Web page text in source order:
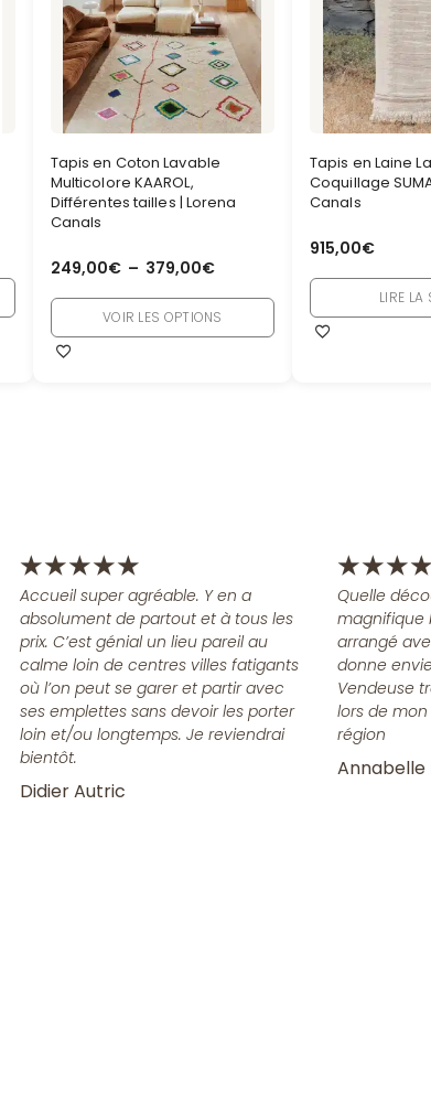
Tapis en Coton Lavable
Multicolore KAAROL,
Différentes tailles | Lorena
Canals
249,00€ – 379,00€
VOIR LES OPTIONS
Tapis en Laine
Coquillage
Canals
915,00€
LIRE LA
★★★★★
Accueil super agréable. Y en a
absolument de partout et à tous les
prix. C’est génial un lieu pareil au
calme loin de centres villes fatigants
où l’on peut se garer et partir avec
ses emplettes sans devoir les porter
loin et/ou longtemps. Je reviendrai
bientôt.
Didier Autric
★★★★
Quelle
magnifique
arrangé
donne
Vendeuse
lors de
région
Annabelle